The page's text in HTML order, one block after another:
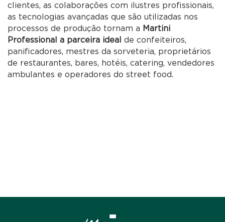
clientes, as colaborações com ilustres profissionais,
as tecnologias avançadas que são utilizadas nos
processos de produção tornam a Martini
Professional a parceira ideal de confeiteiros,
panificadores, mestres da sorveteria, proprietários
de restaurantes, bares, hotéis, catering, vendedores
ambulantes e operadores do street food.